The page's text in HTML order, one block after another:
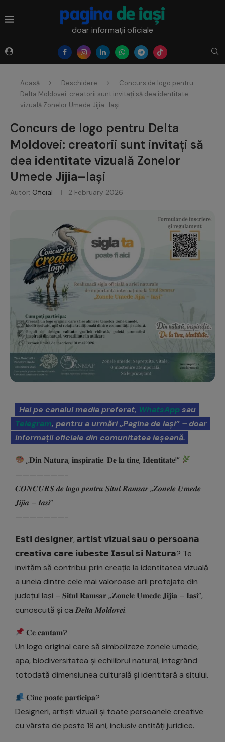
doar informații oficiale
Acasă Deschidere
Concurs de logo pentru
Delta Moldovei: creatorii sunt invitați să dea identitate
vizuală Zonelor Umede Jijia–Iași
Concurs de logo pentru Delta
Moldovei: creatorii sunt invitați să
dea identitate vizuală Zonelor
Umede Jijia–Iași
Autor: Oficial 2 February 2026
Hai pe canalul media preferat, WhatsAppsau
Telegram, pentru a urmări „Pagina de Iași” – doar
informații oficiale din comunitatea ieșeană.
„𝐃𝐢𝐧 𝐍𝐚𝐭𝐮𝐫𝐚, 𝐢𝐧𝐬𝐩𝐢𝐫𝐚𝐭𝐢𝐞. 𝐃𝐞 𝐥𝐚 𝐭𝐢𝐧𝐞, 𝐈𝐝𝐞𝐧𝐭𝐢𝐭𝐚𝐭𝐞!”
———————-
𝑪𝑶𝑵𝑪𝑼𝑹𝑺 𝒅𝒆 𝒍𝒐𝒈𝒐 𝒑𝒆𝒏𝒕𝒓𝒖 𝑺𝒊𝒕𝒖𝒍 𝑹𝒂𝒎𝒔𝒂𝒓 „𝒁𝒐𝒏𝒆𝒍𝒆 𝑼𝒎𝒆𝒅𝒆
𝑱𝒊𝒋𝒊𝒂 – 𝑰𝒂𝒔𝒊”
———————-
𝗘𝘀𝘁𝗶 𝗱𝗲𝘀𝗶𝗴𝗻𝗲𝗿, 𝗮𝗿𝘁𝗶𝘀𝘁 𝘃𝗶𝘇𝘂𝗮𝗹 𝘀𝗮𝘂 𝗼 𝗽𝗲𝗿𝘀𝗼𝗮𝗻𝗮
𝗰𝗿𝗲𝗮𝘁𝗶𝘃𝗮 𝗰𝗮𝗿𝗲 𝗶𝘂𝗯𝗲𝘀𝘁𝗲 𝗜𝗮𝘀𝘂𝗹 𝘀𝗶 𝗡𝗮𝘁𝘂𝗿𝗮? Te
invităm să contribui prin creație la identitatea vizuală
a uneia dintre cele mai valoroase arii protejate din
județul Iași – 𝐒𝐢𝐭𝐮𝐥 𝐑𝐚𝐦𝐬𝐚𝐫 „𝐙𝐨𝐧𝐞𝐥𝐞 𝐔𝐦𝐞𝐝𝐞 𝐉𝐢𝐣𝐢𝐚 – 𝐈𝐚𝐬𝐢”,
cunoscută și ca 𝑫𝒆𝒍𝒕𝒂 𝑴𝒐𝒍𝒅𝒐𝒗𝒆𝒊.
𝐂𝐞 𝐜𝐚𝐮𝐭𝐚𝐦?
Un logo original care să simbolizeze zonele umede,
apa, biodiversitatea și echilibrul natural, integrând
totodată dimensiunea culturală și identitară a sitului.
𝐂𝐢𝐧𝐞 𝐩𝐨𝐚𝐭𝐞 𝐩𝐚𝐫𝐭𝐢𝐜𝐢𝐩𝐚?
Designeri, artiști vizuali și toate persoanele creative
cu vârsta de peste 18 ani, inclusiv entități juridice.